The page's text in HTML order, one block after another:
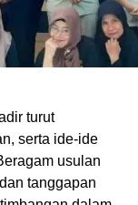
turut
serta ide-ide
usulan
tanggapan